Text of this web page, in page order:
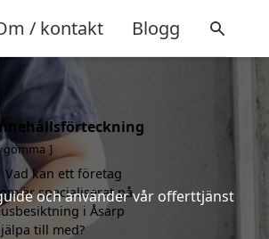
/ kontakt Blogg
och använder vår offerttjänst
gömma
Vad kan ett företag
är specialiserat på
i Åsarp
till med?